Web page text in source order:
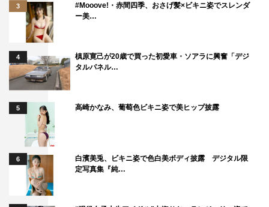
3
#Mooove!・赤間四季、おさげ髪×ビキニ姿でスレンダ
ー美…
4
槙原寛己が20歳で買った初愛車・ソアラに興奮「デジ
タルパネル…
5 高崎かなみ、葡萄色ビキニ姿で美ヒップ披露
6
白濱美兎、ビキニ姿で色白美ボディ披露 デジタル限
定写真集『純…